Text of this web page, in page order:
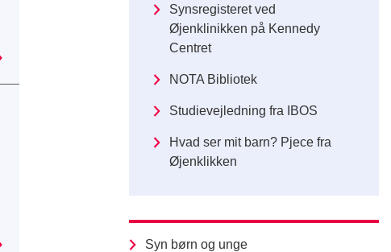
Synsregisteret ved
Øjenklinikken på Kennedy
Centret
NOTA Bibliotek
Studievejledning fra IBOS
Hvad ser mit barn? Pjece fra
Øjenklikken
Syn børn og unge